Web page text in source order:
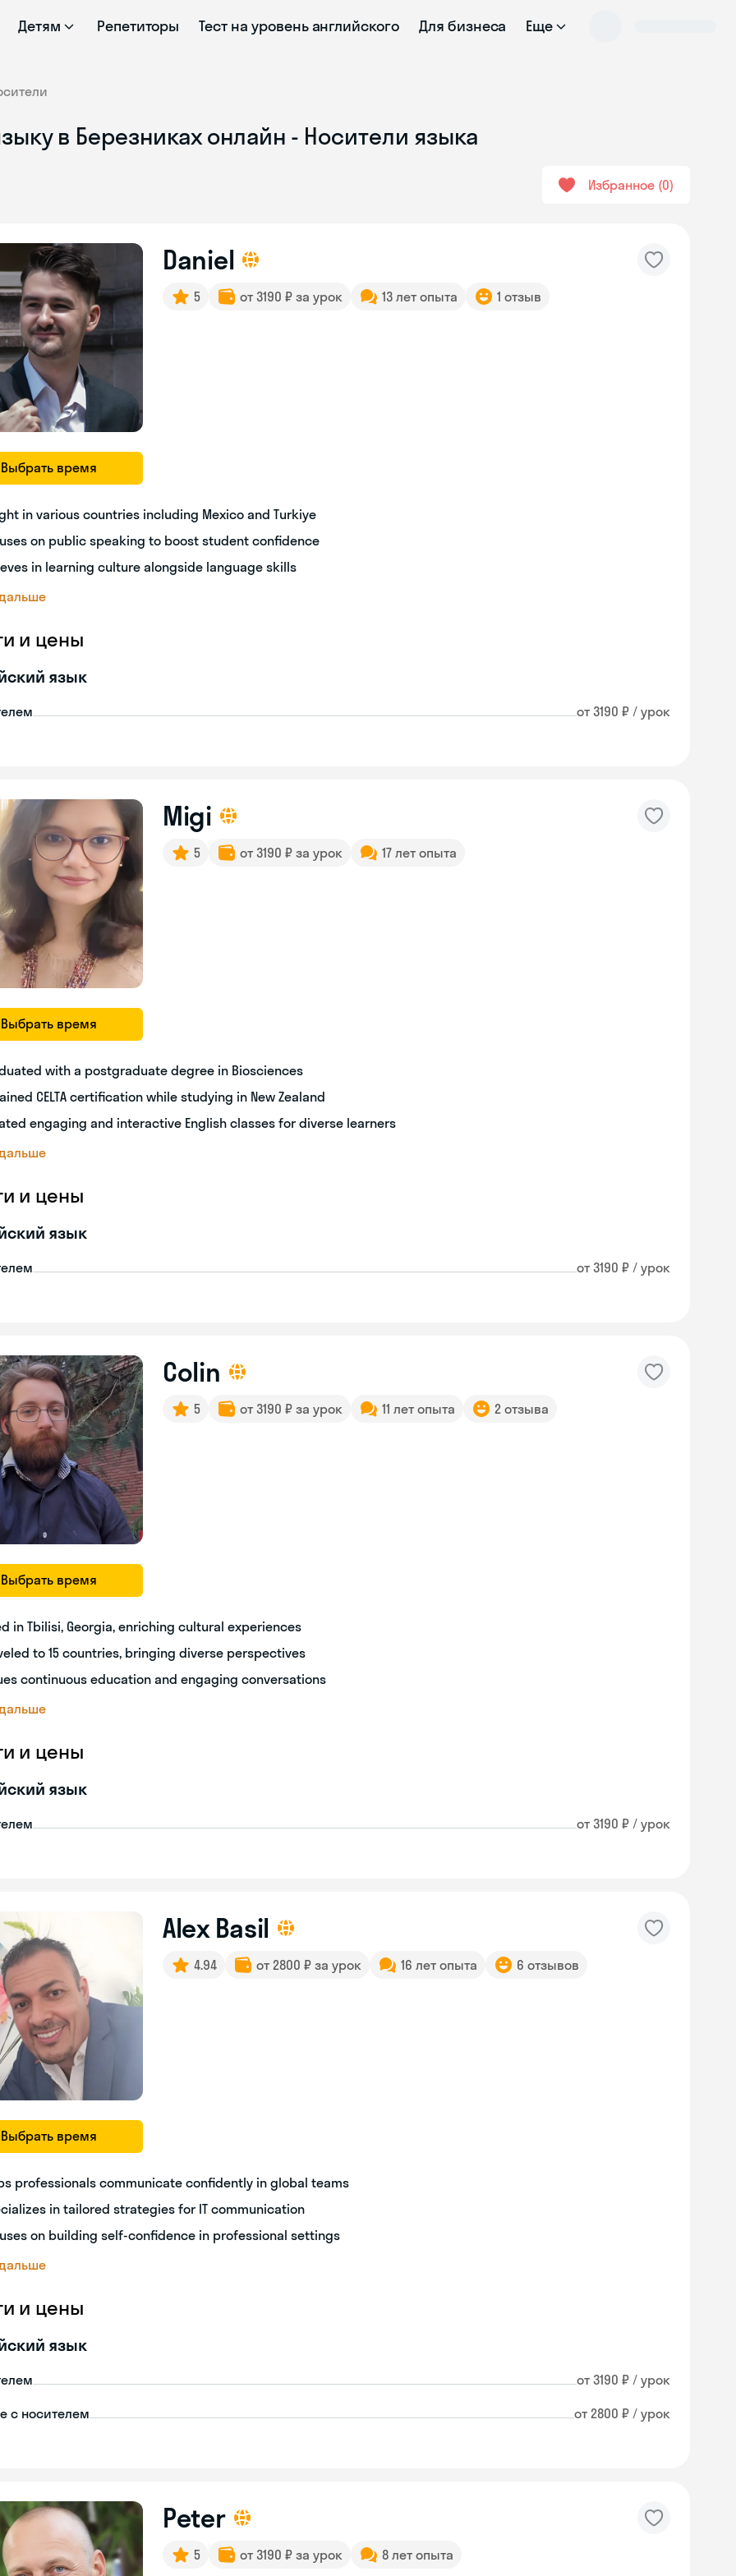
Детям Репетиторы Тест на уровень английского Для бизнеса Еще
в Березниках онлайн - Носители языка
Избранное 0
Выбрать время
Daniel
5 от 3190 ₽ за урок 13 лет опыта 1 отзыв
in various countries including Mexico and Turkiye
on public speaking to boost student confidence
in learning culture alongside language skills
и цены
язык
от 3190 ₽ / урок
Выбрать время
Migi
5 от 3190 ₽ за урок 17 лет опыта
with a postgraduate degree in Biosciences
CELTA certification while studying in New Zealand
engaging and interactive English classes for diverse learners
и цены
язык
от 3190 ₽ / урок
Выбрать время
Colin
5 от 3190 ₽ за урок 11 лет опыта 2 отзыва
in Tbilisi, Georgia, enriching cultural experiences
to 15 countries, bringing diverse perspectives
continuous education and engaging conversations
и цены
язык
от 3190 ₽ / урок
Выбрать время
Alex Basil
4.94 от 2800 ₽ за урок 16 лет опыта 6 отзывов
professionals communicate confidently in global teams
in tailored strategies for IT communication
on building self-confidence in professional settings
и цены
язык
от 3190 ₽ / урок
с носителем от 2800 ₽ / урок
Peter
5 от 3190 ₽ за урок 8 лет опыта